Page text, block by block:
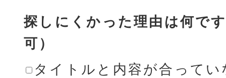
探しにくかった理由は何で
可）
タイトルと内容が合ってい